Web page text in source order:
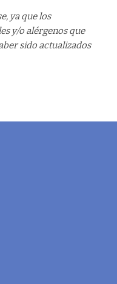
ya que los
y/o alérgenos que
sido actualizados